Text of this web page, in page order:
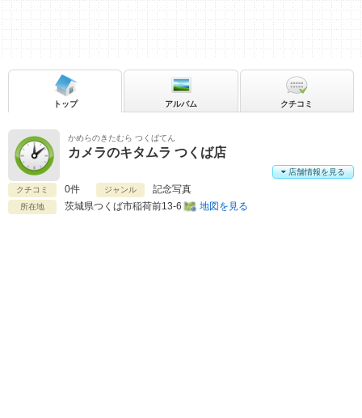
かめらのきたむら つくばてん
カメラのキタムラ つくば店
クチコミ 0件 ジャンル 記念写真
所在地 茨城県つくば市稲荷前13-6 地図を見る
店舗情報を見る
トップ アルバム クチコミ